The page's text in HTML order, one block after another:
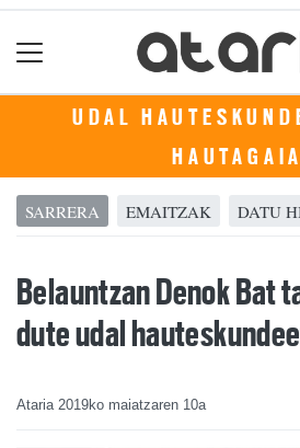
UDAL
SARRERA EMAITZAK DATU
Belauntzan Denok Bat
dute udal
Ataria 2019ko maiatzaren 10a